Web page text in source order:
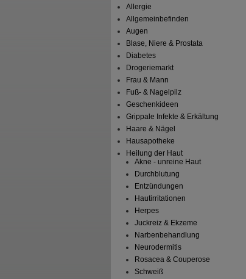
Allergie
Allgemeinbefinden
Augen
Blase, Niere & Prostata
Diabetes
Drogeriemarkt
Frau & Mann
Fuß- & Nagelpilz
Geschenkideen
Grippale Infekte & Erkältung
Haare & Nägel
Hausapotheke
Heilung der Haut
Akne - unreine Haut
Durchblutung
Entzündungen
Hautirritationen
Herpes
Juckreiz & Ekzeme
Narbenbehandlung
Neurodermitis
Rosacea & Couperose
Schweiß